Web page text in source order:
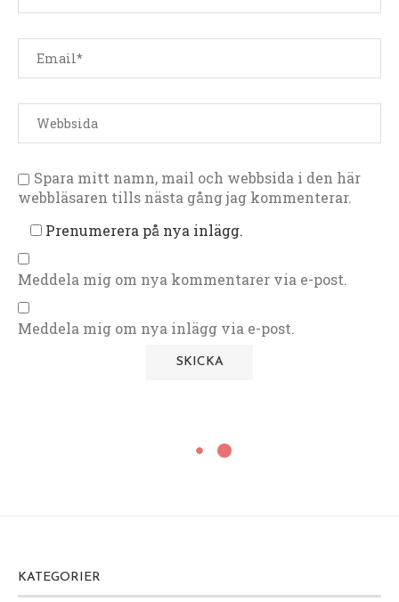
Spara mitt namn, mail och webbsida i den här
webbläsaren tills nästa gång jag kommenterar.
Prenumerera på nya inlägg.
Meddela mig om nya kommentarer via e-post.
Meddela mig om nya inlägg via e-post.
KATEGORIER